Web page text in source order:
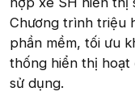
Chương trình triệu
phần mềm, tối ưu
thống hiển thị
sử dụng.